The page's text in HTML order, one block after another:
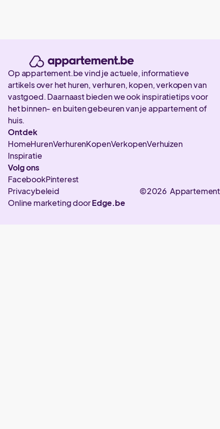
Op appartement.be vind je actuele, informatieve
artikels over het huren, verhuren, kopen, verkopen van
vastgoed. Daarnaast bieden we ook inspiratietips voor
het binnen- en buiten gebeuren van je appartement of
huis.
Ontdek
HomeHurenVerhurenKopenVerkopenVerhuizen
Inspiratie
Volg ons
FacebookPinterest
©2026
Privacybeleid
Online marketing doorEdge.be